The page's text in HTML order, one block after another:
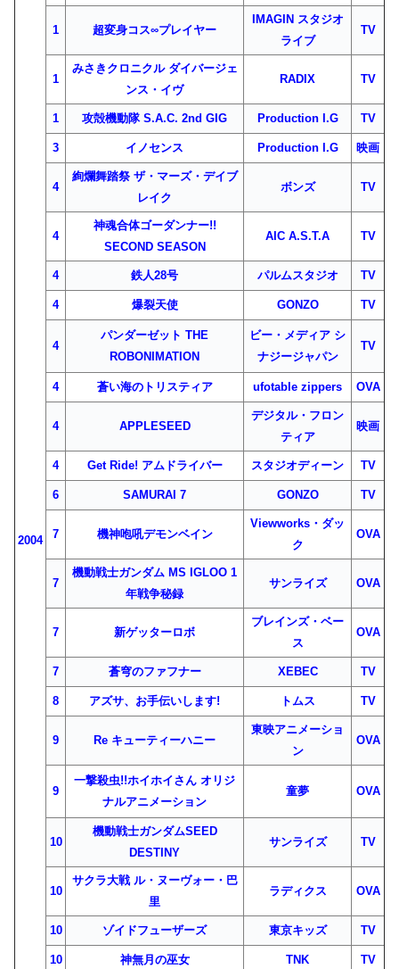
2004
1 超変身コス∞プレイヤー
IMAGIN スタジオ
ライブ
TV
1
みさきクロニクル ダイバージェ
ンス・イヴ
RADIX TV
1 攻殻機動隊 S.A.C. 2nd GIG Production I.G TV
3 イノセンス Production I.G 映画
4
絢爛舞踏祭 ザ・マーズ・デイブ
レイク
ボンズ TV
4
神魂合体ゴーダンナー!!
SECOND SEASON
AIC A.S.T.A TV
4 鉄人28号 パルムスタジオ TV
4 爆裂天使 GONZO TV
4
パンダーゼット THE
ROBONIMATION
ビー・メディア シ
ナジージャパン
TV
4 蒼い海のトリスティア ufotable zippers OVA
4 APPLESEED
デジタル・フロン
ティア
映画
4 Get Ride! アムドライバー スタジオディーン TV
6 SAMURAI 7 GONZO TV
7 機神咆吼デモンベイン
Viewworks・ダッ
ク
OVA
7
機動戦士ガンダム MS IGLOO 1
年戦争秘録
サンライズ OVA
7 新ゲッターロボ
ブレインズ・ベー
ス
OVA
7 蒼穹のファフナー XEBEC TV
8 アズサ、お手伝いします! トムス TV
9 Re キューティーハニー
東映アニメーショ
ン
OVA
9
一撃殺虫!!ホイホイさん オリジ
ナルアニメーション
童夢 OVA
10
機動戦士ガンダムSEED
DESTINY
サンライズ TV
10
サクラ大戦 ル・ヌーヴォー・巴
里
ラディクス OVA
10 ゾイドフューザーズ 東京キッズ TV
10 神無月の巫女 TNK TV